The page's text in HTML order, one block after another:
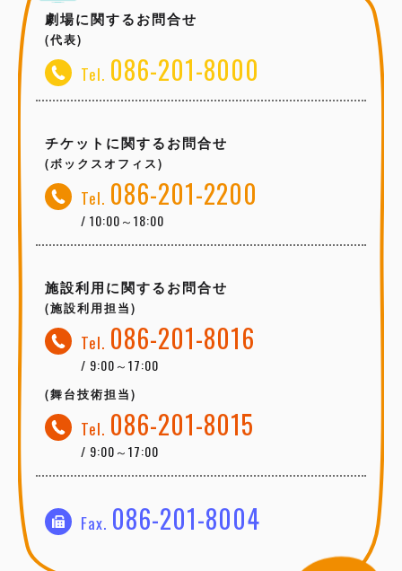
劇場に関するお問合せ
(代表)
Tel. 086-201-8000
チケットに関するお問合せ
(ボックスオフィス)
Tel. 086-201-2200
/ 10:00～18:00
施設利用に関するお問合せ
(施設利用担当)
Tel. 086-201-8016
/ 9:00～17:00
(舞台技術担当)
Tel. 086-201-8015
/ 9:00～17:00
Fax. 086-201-8004